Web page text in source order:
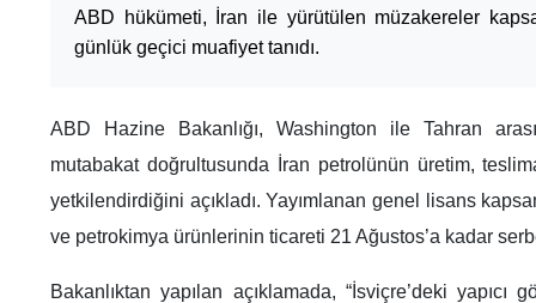
ABD hükümeti, İran ile yürütülen müzakereler
günlük geçici muafiyet tanıdı.
ABD Hazine Bakanlığı, Washington ile Tahran
mutabakat doğrultusunda İran petrolünün üretim,
yetkilendirdiğini açıkladı. Yayımlanan genel lisans
ve petrokimya ürünlerinin ticareti 21 Ağustos’a kadar
Bakanlıktan yapılan açıklamada, “İsviçre’deki yapıcı